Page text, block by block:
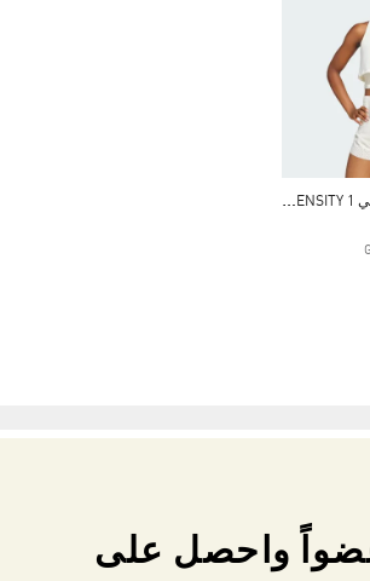
ت
يشيرت بلا أكمام 2 في 1 COOL INTENSITY للتمرين
واحصل على